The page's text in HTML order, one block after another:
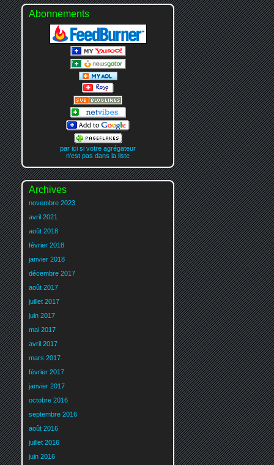
Abonnements
par ici si votre agrégateur
n'est pas dans la liste
Archives
novembre 2023
avril 2021
août 2018
février 2018
janvier 2018
décembre 2017
août 2017
juillet 2017
juin 2017
mai 2017
avril 2017
mars 2017
février 2017
janvier 2017
octobre 2016
septembre 2016
août 2016
juillet 2016
juin 2016